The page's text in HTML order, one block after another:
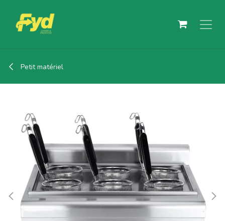
Petit matériel